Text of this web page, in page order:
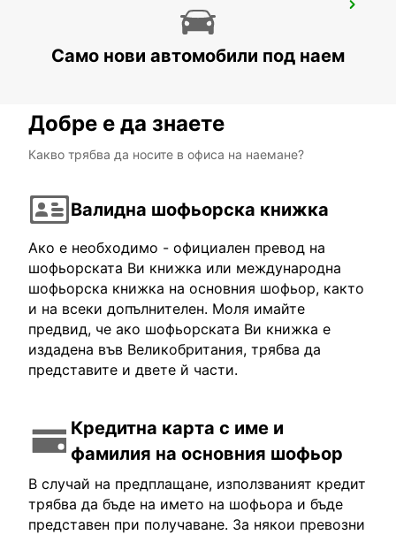
Само нови автомобили под наем
Добре е да знаете
Какво трябва да носите в офиса на наемане?
Валидна шофьорска книжка
Ако е необходимо - официален превод на
шофьорската Ви книжка или международна
шофьорска книжка на основния шофьор, както
и на всеки допълнителен. Моля имайте
предвид, че ако шофьорската Ви книжка е
издадена във Великобритания, трябва да
представите и двете й части.
Кредитна карта с име и
фамилия на основния шофьор
В случай на предплащане, използваният кредит
трябва да бъде на името на шофьора и бъде
представен при получаване. За някои превозни